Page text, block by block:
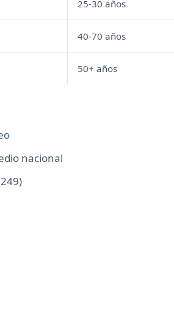
25-30 años
40-70 años
50+ años
nacional